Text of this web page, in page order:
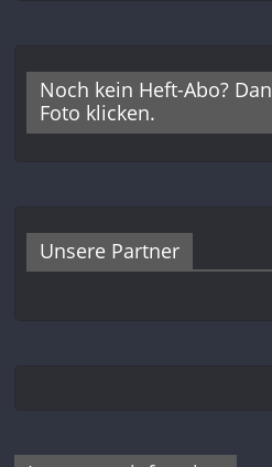
Noch kein Heft-Abo?
Foto klicken.
Unsere Partner